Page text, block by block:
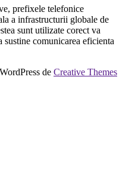
prefixele telefonice
a infrastructurii globale de
sunt utilizate corect va
comunicarea eficienta
de Creative Themes